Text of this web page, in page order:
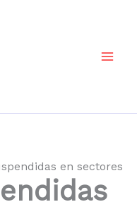
en sectores